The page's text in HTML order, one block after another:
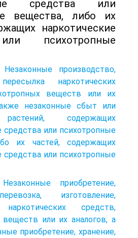
средства или
вещества, либо их
наркотические
психотропные
производство,
наркотических
веществ или их
незаконные сбыт или
содержащих
средства или психотропные
их частей, содержащих
средства или психотропные
приобретение,
изготовление,
наркотических средств,
веществ или их аналогов, а
приобретение, хранение,